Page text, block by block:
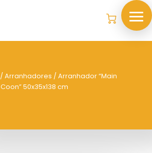
/Arranhadores / Arranhador “Main
Coon” 50x35x138 cm